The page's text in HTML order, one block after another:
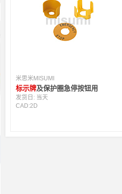
米思米MISUMI
标示牌及保护圈急停按钮用
发货日: 当天
CAD:2D